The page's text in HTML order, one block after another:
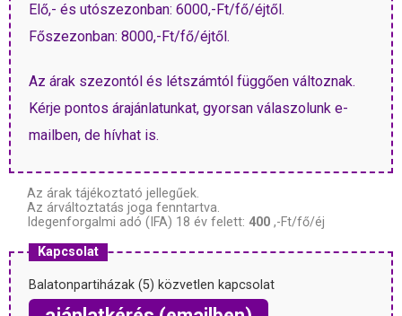
Elő,- és utószezonban: 6000,-Ft/fő/éjtől.
Főszezonban: 8000,-Ft/fő/éjtől.
Az árak szezontól és létszámtól függően változnak.
Kérje pontos árajánlatunkat, gyorsan válaszolunk e-
mailben, de hívhat is.
Az árak tájékoztató jellegűek.
Az árváltoztatás joga fenntartva.
Idegenforgalmi adó (IFA) 18 év felett: 400 ,-Ft/fő/éj
Kapcsolat
Balatonpartiházak (5) közvetlen kapcsolat